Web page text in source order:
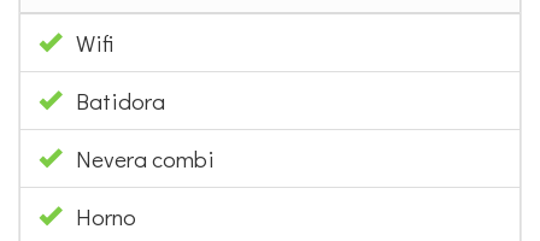
Wifi
Batidora
Nevera combi
Horno